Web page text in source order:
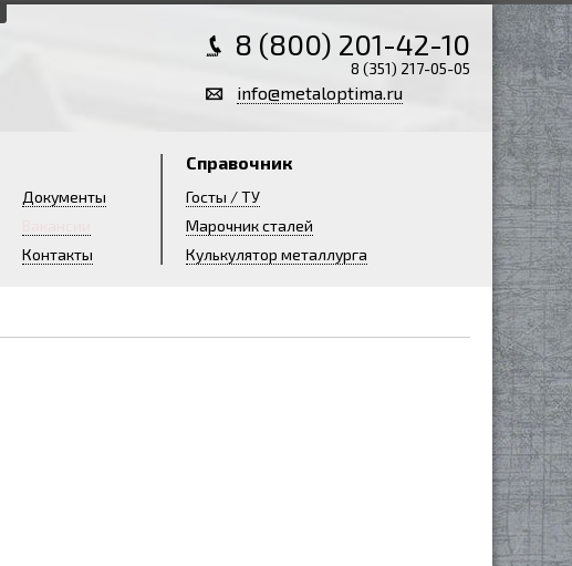
8 (800) 201-42-10
8 (351) 217-05-05
info@metaloptima.ru
Документы
Контакты
Справочник
Госты / ТУ
Марочник сталей
Кулькулятор металлурга